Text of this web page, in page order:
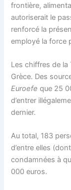
frontière,
autoriserait le
renforcé la
employé la force
Les chiffres de la
Grèce. Des
Euroefe que 25
d’entrer
dernier.
Au total, 183
d’entre elles
condamnées à
000 euros.